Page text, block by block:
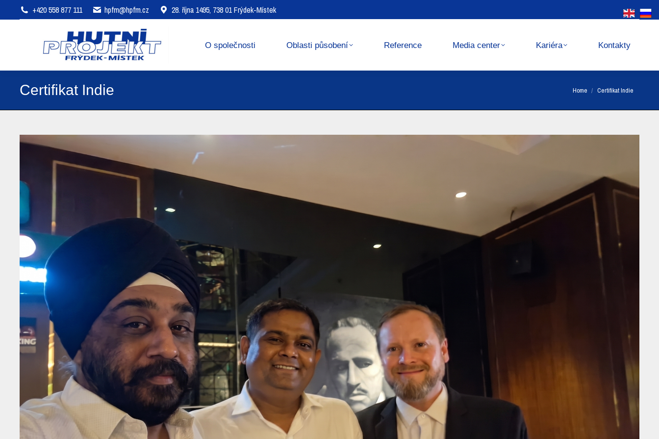
+420 558 877 111 hpfm@hpfm.cz 28. října 1495, 738 01 Frýdek-Místek
O společnosti Oblasti působení Reference Media center Kariéra Kontakty
Certifikat Indie You are here:
Home Certifikat Indie
O společnosti Oblasti působení